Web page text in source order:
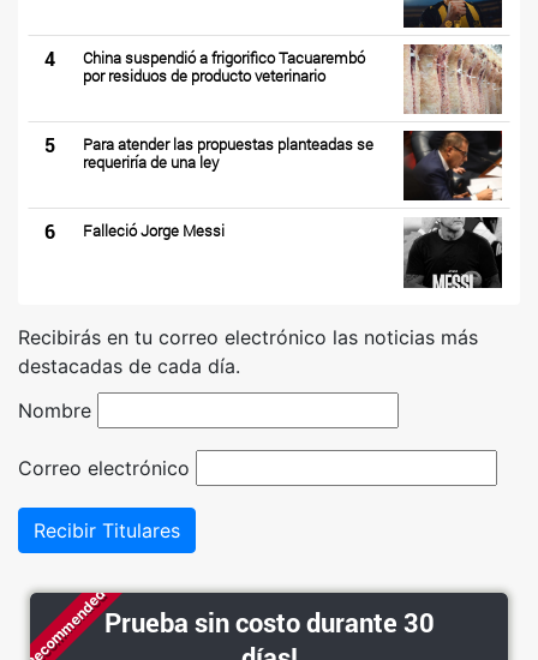
4
China suspendió a frigorifico Tacuarembó
por residuos de producto veterinario
5
Para atender las propuestas planteadas se
requeriría de una ley
6 Falleció Jorge Messi
Recibirás en tu correo electrónico las noticias más
destacadas de cada día.
Nombre
Correo electrónico
Recibir Titulares
RecommendedPrueba sin costo durante 30